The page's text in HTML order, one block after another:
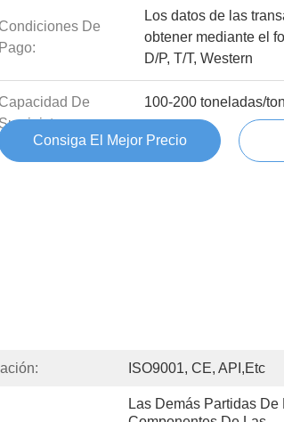
Condiciones De
Pago:
Los datos de las
obtener mediante el
D/P, T/T, Western
Capacidad De
Suministro:
100-200 toneladas/
Consiga El Mejor Precio
ISO9001, CE, API,etc
Las Demás Partidas De